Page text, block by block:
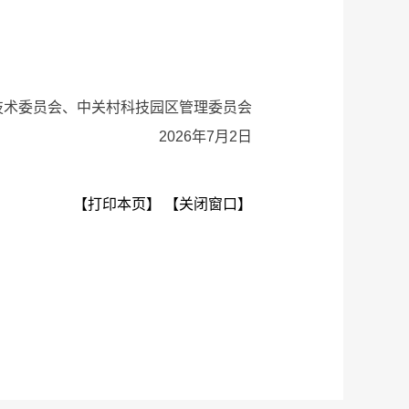
员会、中关村科技园区管理委员会
2026年7月2日
【打印本页】 【关闭窗口】